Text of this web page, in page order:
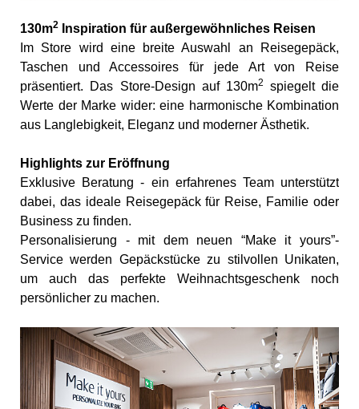
130m2
Inspiration für außergewöhnliches Reisen
Im Store wird eine breite Auswahl an Reisegepäck,
Taschen und Accessoires für jede Art von Reise
präsentiert. Das Store-Design auf 130m2 spiegelt die
Werte der Marke wider: eine harmonische Kombination
aus Langlebigkeit, Eleganz und moderner Ästhetik.
Highlights zur Eröffnung
Exklusive Beratung - ein erfahrenes Team unterstützt
dabei, das ideale Reisegepäck für Reise, Familie oder
Business zu finden.
Personalisierung - mit dem neuen “Make it yours”-
Service werden Gepäckstücke zu stilvollen Unikaten,
um auch das perfekte Weihnachtsgeschenk noch
persönlicher zu machen.